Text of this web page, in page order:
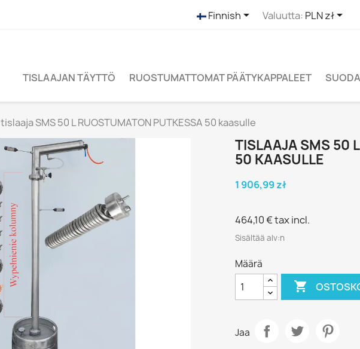
Finnish Valuutta: PLN zł
TISLAAJAN TÄYTTÖ RUOSTUMATTOMAT PÄÄTYKAPPALEET
tislaaja SMS 50 L RUOSTUMATON PUTKESSA 50 kaasulle
TISLAAJA SMS 50
50 KAASULLE
1 906,99 zł
464,10 €tax incl.
Sisältää alv:n
Määrä

Jaa